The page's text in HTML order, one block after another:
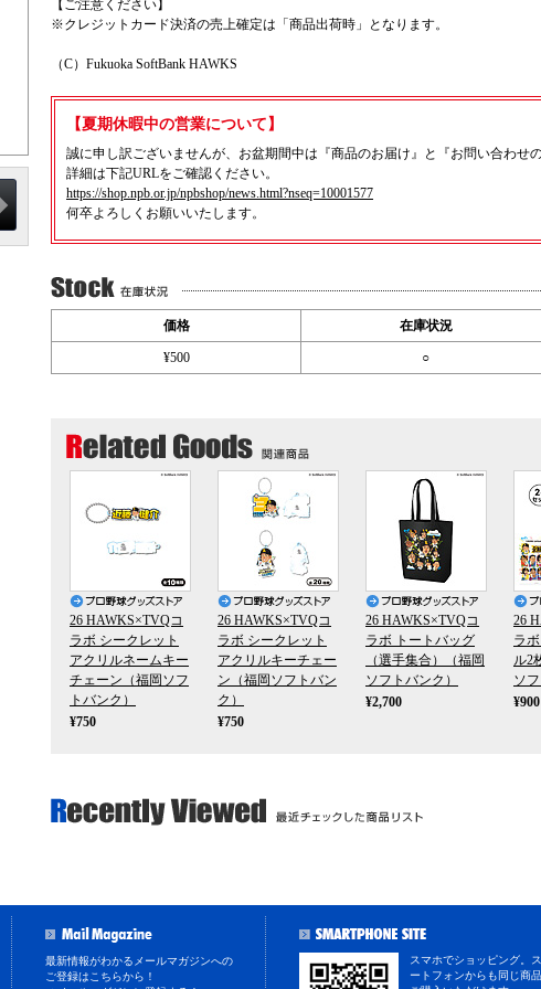
【ご注意ください】
※クレジットカード決済の売上確定は「商品出荷時」となります。
（C）Fukuoka SoftBank HAWKS
【夏期休暇中の営業について】
誠に申し訳ございませんが、お盆期間中は『商品のお届け』と『お問い合わせ
詳細は下記URLをご確認ください。
https://shop.npb.or.jp/npbshop/news.html?nseq=10001577
何卒よろしくお願いいたします。
価格 在庫状況
¥500 ○
26 HAWKS×TVQコ
ラボ シークレット
アクリルネームキー
チェーン（福岡ソフ
トバンク）
¥750
26 HAWKS×TVQコ
ラボ シークレット
アクリルキーチェー
ン（福岡ソフトバン
ク）
¥750
26 HAWKS×TVQコ
ラボ トートバッグ
（選手集合）（福岡
ソフトバンク）
¥2,700
26
ラ
ル2
ソ
¥900
最新情報がわかるメールマガジンへの
ご登録はこちらから！
スマホでショッピング。
ートフォンからも同じ商